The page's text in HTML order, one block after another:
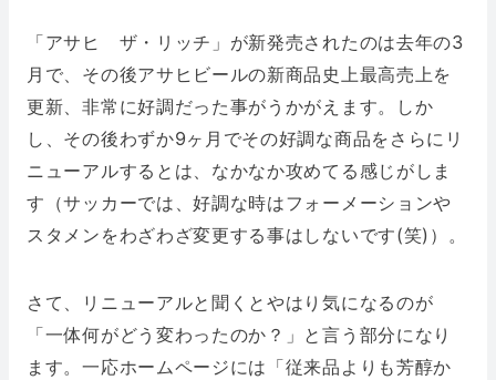
「アサヒ ザ・リッチ」が新発売されたのは去年の3
月で、その後アサヒビールの新商品史上最高売上を
更新、非常に好調だった事がうかがえます。しか
し、その後わずか9ヶ月でその好調な商品をさらにリ
ニューアルするとは、なかなか攻めてる感じがしま
す（サッカーでは、好調な時はフォーメーションや
スタメンをわざわざ変更する事はしないです(笑)）。
さて、リニューアルと聞くとやはり気になるのが
「一体何がどう変わったのか？」と言う部分になり
ます。一応ホームページには「従来品よりも芳醇か